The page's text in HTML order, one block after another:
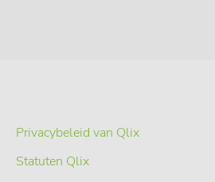
Privacybeleid van Qlix
Statuten Qlix